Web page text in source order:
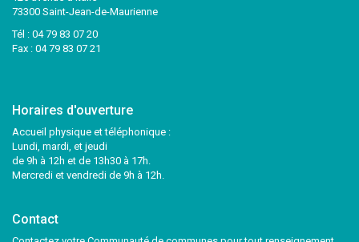
73300 Saint-Jean-de-Maurienne
Tél : 04 79 83 07 20
Fax : 04 79 83 07 21
Horaires d'ouverture
Accueil physique et téléphonique :
Lundi, mardi, et jeudi
de 9h à 12h et de 13h30 à 17h.
Mercredi et vendredi de 9h à 12h.
Contact